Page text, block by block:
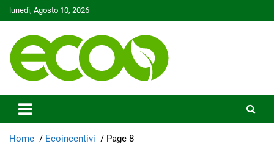
Skip
to
lunedì, Agosto 10, 2026
Ecoo.it
Home Ecoincentivi Page 8